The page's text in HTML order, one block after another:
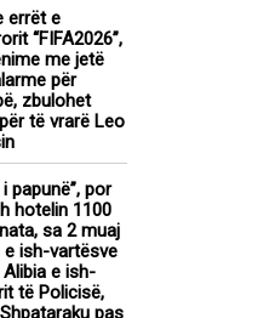
errët e
“FIFA2026”,
me jetë
për
zbulohet
të vrarë Leo
papunë”, por
hotelin 1100
sa 2 muaj
e ish-vartësve
e ish-
të Policisë,
pas